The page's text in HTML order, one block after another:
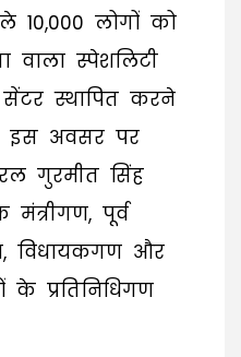
10,000 लोगों को
वाला स्पेशलिटी
स्थापित करने
इस अवसर पर
गुरमीत सिंह
पूर्व
विधायकगण और
के प्रतिनिधिगण